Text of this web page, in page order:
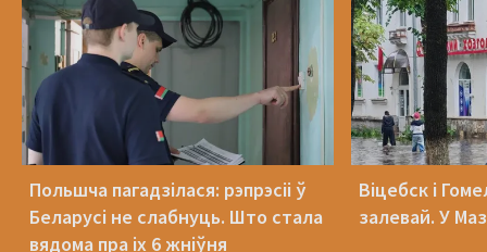
Польшча пагадзілася: рэпрэсіі ў
Беларусі не слабнуць. Што стала
вядома пра іх 6 жніўня
Віцебск і
залевай. У